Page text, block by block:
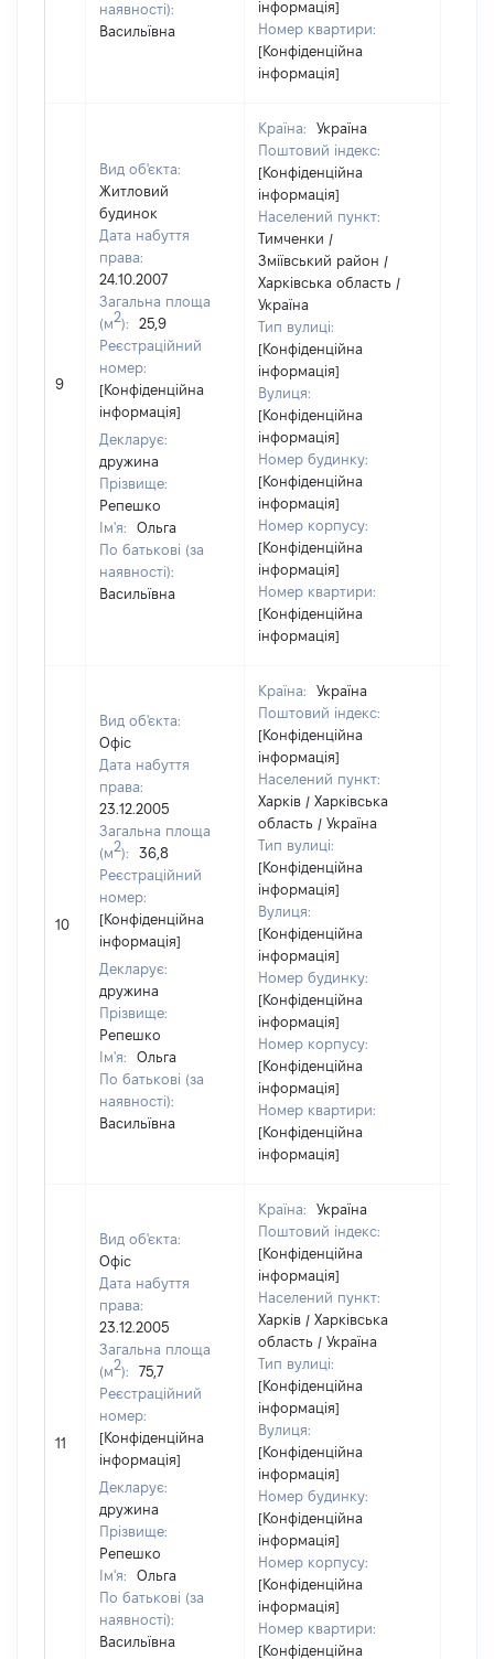
наявності):
Васильївна
інформація]
Номер квартири:
[Конфіденційна
інформація]
9
Вид об'єкта:
Житловий
будинок
Дата набуття
права:
24.10.2007
Загальна площа
(м2):
25,9
Реєстраційний
номер:
[Конфіденційна
інформація]
Декларує:
дружина
Прізвище:
Репешко
Ім'я:
Ольга
По батькові (за
наявності):
Васильївна
Країна:
Україна
Поштовий індекс:
[Конфіденційна
інформація]
Населений пункт:
Тимченки /
Зміївський район /
Харківська область /
Україна
Тип вулиці:
[Конфіденційна
інформація]
Вулиця:
[Конфіденційна
інформація]
Номер будинку:
[Конфіденційна
інформація]
Номер корпусу:
[Конфіденційна
інформація]
Номер квартири:
[Конфіденційна
інформація]
10
Вид об'єкта:
Офіс
Дата набуття
права:
23.12.2005
Загальна площа
(м2):
36,8
Реєстраційний
номер:
[Конфіденційна
інформація]
Декларує:
дружина
Прізвище:
Репешко
Ім'я:
Ольга
По батькові (за
наявності):
Васильївна
Країна:
Україна
Поштовий індекс:
[Конфіденційна
інформація]
Населений пункт:
Харків / Харківська
область / Україна
Тип вулиці:
[Конфіденційна
інформація]
Вулиця:
[Конфіденційна
інформація]
Номер будинку:
[Конфіденційна
інформація]
Номер корпусу:
[Конфіденційна
інформація]
Номер квартири:
[Конфіденційна
інформація]
11
Вид об'єкта:
Офіс
Дата набуття
права:
23.12.2005
Загальна площа
(м2):
75,7
Реєстраційний
номер:
[Конфіденційна
інформація]
Декларує:
дружина
Прізвище:
Репешко
Ім'я:
Ольга
По батькові (за
наявності):
Васильївна
Країна:
Україна
Поштовий індекс:
[Конфіденційна
інформація]
Населений пункт:
Харків / Харківська
область / Україна
Тип вулиці:
[Конфіденційна
інформація]
Вулиця:
[Конфіденційна
інформація]
Номер будинку:
[Конфіденційна
інформація]
Номер корпусу:
[Конфіденційна
інформація]
Номер квартири:
[Конфіденційна